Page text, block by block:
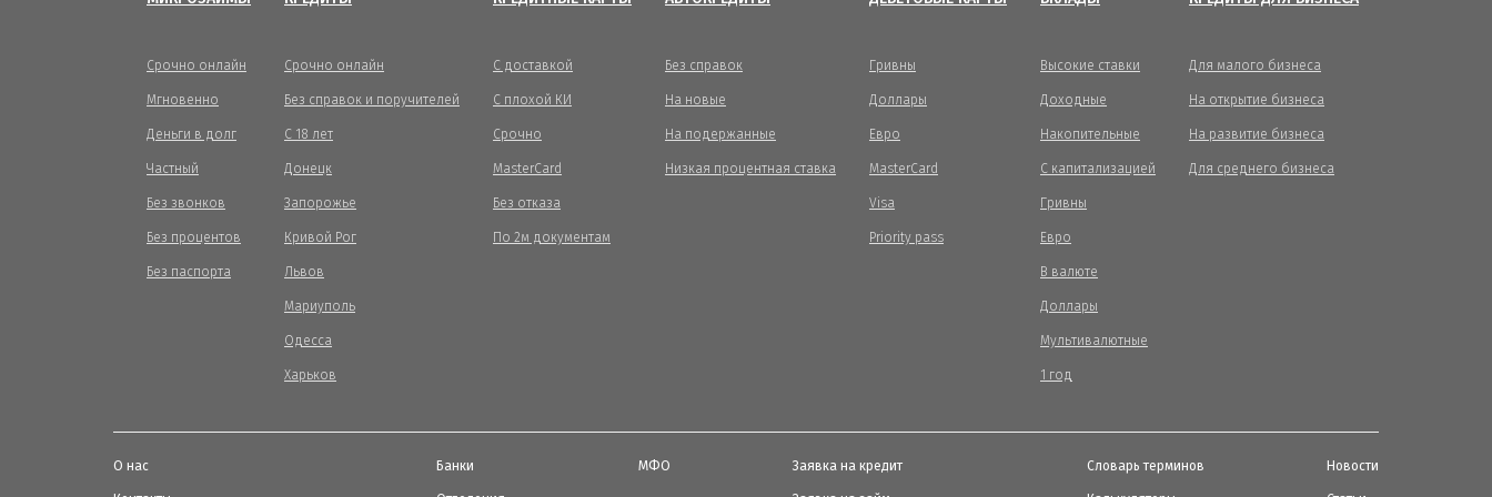
Срочно онлайн
Мгновенно
Деньги в долг
Частный
Без звонков
Без процентов
Без паспорта
Срочно онлайн
Без справок и поручителей
С 18 лет
Донецк
Запорожье
Кривой Рог
Львов
Мариуполь
Одесса
Харьков
С доставкой
С плохой КИ
Срочно
MasterCard
Без отказа
По 2м документам
Без справок
На новые
На подержанные
Низкая процентная ставка
Гривны
Доллары
Евро
MasterCard
Visa
Priority pass
Высокие ставки
Доходные
Накопительные
С капитализацией
Гривны
Евро
В валюте
Доллары
Мультивалютные
1 год
Для малого бизнеса
На открытие бизнеса
На развитие бизнеса
Для среднего бизнеса
О нас Банки МФО Заявка на кредит Словарь терминов Новости